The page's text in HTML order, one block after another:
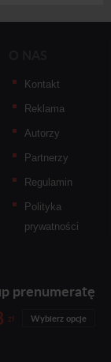
Kontakt
Reklama
Autorzy
Partnerzy
Regulamin
Polityka
prywatności
prenumeratę
zł Wybierz opcje